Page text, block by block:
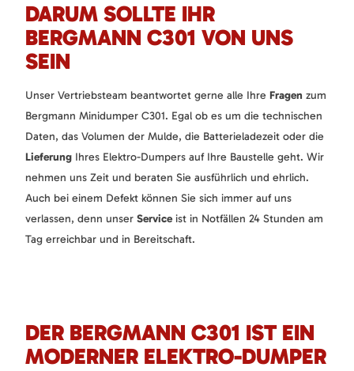
DARUM SOLLTE IHR
BERGMANN C301 VON UNS
SEIN
Unser Vertriebsteam beantwortet gerne alle Ihre Fragen zum
Bergmann Minidumper C301. Egal ob es um die technischen
Daten, das Volumen der Mulde, die Batterieladezeit oder die
Lieferung Ihres Elektro-Dumpers auf Ihre Baustelle geht. Wir
nehmen uns Zeit und beraten Sie ausführlich und ehrlich.
Auch bei einem Defekt können Sie sich immer auf uns
verlassen, denn unser Serviceist in Notfällen 24 Stunden am
Tag erreichbar und in Bereitschaft.
DER BERGMANN C301 IST EIN
MODERNER ELEKTRO-DUMPER